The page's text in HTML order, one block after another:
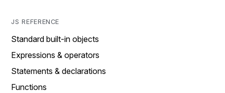
JS REFERENCE
Standard built-in objects
Expressions & operators
Statements & declarations
Functions